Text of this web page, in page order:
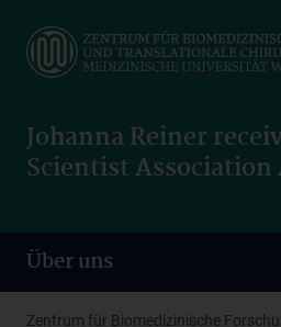
main
Johanna Reiner
Scientist Association
Über uns
Zentrum für Biomedizinische